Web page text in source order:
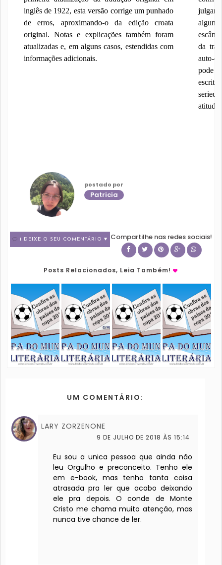
inglês de 1922, esta versão corrige um punhado
de erros, aproximando-o da edição croata
original. Notas e explicações também foram
atualizadas e, em alguns casos, estendidas com
informações adicionais.
alguns
da
auto-
pode
postado por
Patricia
1 DEIXE O SEU COMENTÁRIO ♥ Compartilhe nas redes sociais!
Posts Relacionados, Leia Também!
UM COMENTÁRIO:
LARY ZORZENONE
9 DE JULHO DE 2018 ÀS 15:14
Eu sou a unica pessoa que ainda não
leu Orgulho e preconceito. Tenho ele
em e-book, mas tenho tanta coisa
atrasada pra ler que acabo deixando
ele pra depois. O conde de Monte
Cristo me chama muito atenção, mas
nunca tive chance de ler.